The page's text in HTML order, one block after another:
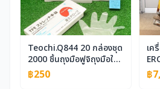
Teochi.Q844 20 กล่องชุด
2000 ชิ้นถุงมือฟูจิถุงมือใช้
แล้วทิ้งถุงมือยืด TPE ไซส์
M ใช้ได้ทั้งซ้ายและขวา 1
฿250
เค
เปี
฿